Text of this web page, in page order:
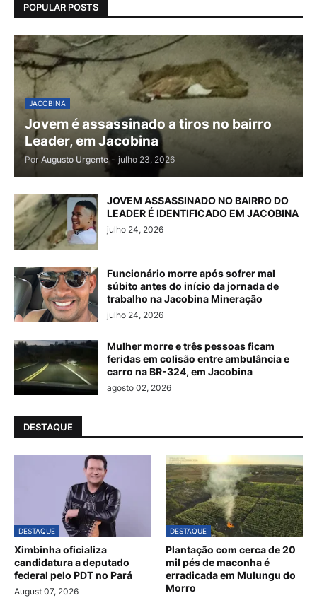
POPULAR POSTS
JACOBINA
Jovem é assassinado a tiros no bairro
Leader, em Jacobina
Por Augusto Urgente - julho 23, 2026
JOVEM ASSASSINADO NO BAIRRO DO
LEADER É IDENTIFICADO EM JACOBINA
julho 24, 2026
Funcionário morre após sofrer mal
súbito antes do início da jornada de
trabalho na Jacobina Mineração
julho 24, 2026
Mulher morre e três pessoas ficam
feridas em colisão entre ambulância e
carro na BR-324, em Jacobina
agosto 02, 2026
DESTAQUE
DESTAQUE
Ximbinha oficializa
candidatura a deputado
federal pelo PDT no Pará
August 07, 2026
DESTAQUE
Plantação com cerca de 20
mil pés de maconha é
erradicada em Mulungu do
Morro